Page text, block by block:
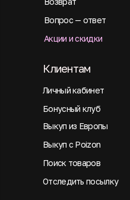
Вопрос — ответ
Акции и скидки
Личный кабинет
Клиентам
Бонусный клуб
Выкуп из Европы
Выкуп с Poizon
Поиск товаров
Отследить посылку